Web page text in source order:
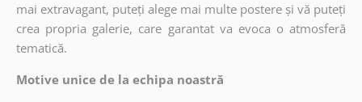
mai extravagant, puteți alege mai multe postere și vă puteți
crea propria galerie, care garantat va evoca o atmosferă
tematică.
Motive unice de la echipa noastră